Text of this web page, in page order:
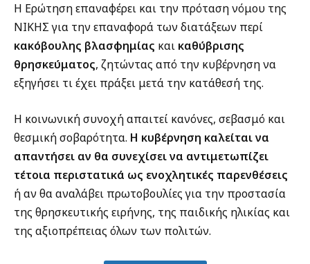
Η Ερώτηση επαναφέρει και την πρόταση νόμου της
ΝΙΚΗΣ για την επαναφορά των διατάξεων περί
κακόβουλης βλασφημίας και καθύβρισης
θρησκεύματος, ζητώντας από την κυβέρνηση να
εξηγήσει τι έχει πράξει μετά την κατάθεσή της.
Η κοινωνική συνοχή απαιτεί κανόνες, σεβασμό και
θεσμική σοβαρότητα. Η κυβέρνηση καλείται να
απαντήσει αν θα συνεχίσει να αντιμετωπίζει
τέτοια περιστατικά ως ενοχλητικές παρενθέσεις
ή αν θα αναλάβει πρωτοβουλίες για την προστασία
της θρησκευτικής ειρήνης, της παιδικής ηλικίας και
της αξιοπρέπειας όλων των πολιτών.